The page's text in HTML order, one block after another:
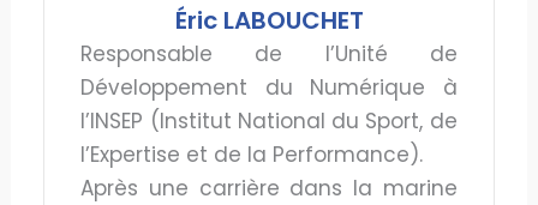
Éric LABOUCHET
Responsable de l’Unité de
Développement du Numérique à
l’INSEP (Institut National du Sport, de
l’Expertise et de la Performance).
Après une carrière dans la marine